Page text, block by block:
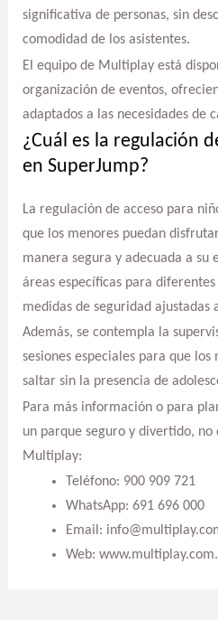
significativa de personas, sin
comodidad de los asistentes.
El equipo de Multiplay está
organización de eventos,
adaptados a las necesidades de
¿Cuál es la regulación
en SuperJump?
La regulación de acceso para
que los menores puedan
manera segura y adecuada a su
áreas específicas para
medidas de seguridad ajustadas
Además, se contempla la
sesiones especiales para que los
saltar sin la presencia de
Para más información o para
un parque seguro y divertido, no
Multiplay:
Teléfono: 900 909 721
WhatsApp: 691 696 000
Email:
Web: